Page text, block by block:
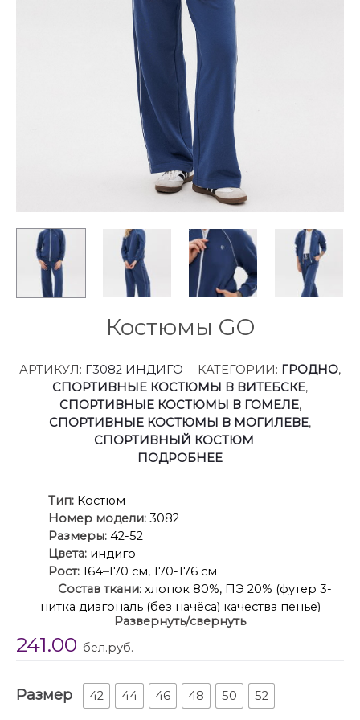
Костюмы GO
АРТИКУЛ: F3082 ИНДИГО КАТЕГОРИИ: ГРОДНО,
СПОРТИВНЫЕ КОСТЮМЫ В ВИТЕБСКЕ,
СПОРТИВНЫЕ КОСТЮМЫ В ГОМЕЛЕ,
СПОРТИВНЫЕ КОСТЮМЫ В МОГИЛЕВЕ,
СПОРТИВНЫЙ КОСТЮМ
ПОДРОБНЕЕ
Тип: Костюм
Номер модели: 3082
Размеры: 42-52
Цвета: индиго
Рост: 164–170 см, 170-176 см
Состав ткани: хлопок 80%, ПЭ 20% (футер 3-
нитка диагональ (без начёса) качества пенье)
Описание:Спортивный костюм
Костюм с эстетикой теннисных турниров Англии!
Зип-джемпер:
· классический силуэт
Развернуть/свернуть
241.00 бел.руб.
Размер 42 44 46 48 50 52